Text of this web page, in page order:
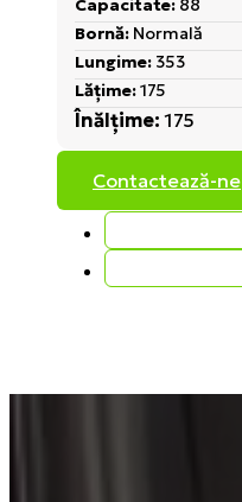
Capacitate: 88
Bornă: Normală
Lungime: 353
Lățime:175
Înălțime: 175
Contactează-ne